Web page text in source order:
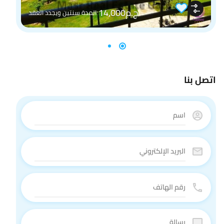
ج.م14,000 المدة سنتين ويجدد العقد
اتصل بنا